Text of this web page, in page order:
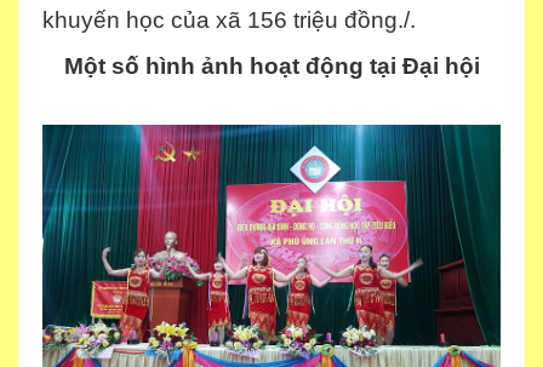
khuyến học của xã 156 triệu đồng./.
Một số hình ảnh hoạt động tại Đại hội